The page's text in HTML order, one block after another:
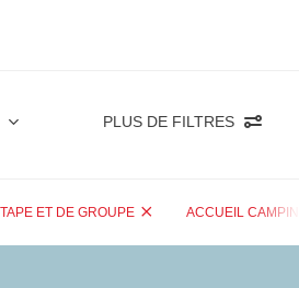
PLUS DE FILTRES
ET DE GROUPE ACCUEIL